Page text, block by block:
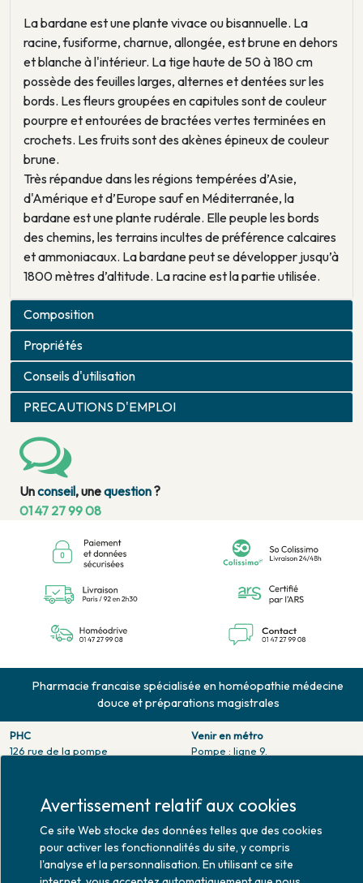
La bardane est une plante vivace ou bisannuelle. La
racine, fusiforme, charnue, allongée, est brune en dehors
et blanche à l'intérieur. La tige haute de 50 à 180 cm
possède des feuilles larges, alternes et dentées sur les
bords. Les fleurs groupées en capitules sont de couleur
pourpre et entourées de bractées vertes terminées en
crochets. Les fruits sont des akènes épineux de couleur
brune.
Très répandue dans les régions tempérées d’Asie,
d'Amérique et d’Europe sauf en Méditerranée, la
bardane est une plante rudérale. Elle peuple les bords
des chemins, les terrains incultes de préférence calcaires
et ammoniacaux. La bardane peut se développer jusqu’à
1800 mètres d’altitude. La racine est la partie utilisée.
Composition
Propriétés
Conseils d'utilisation
PRECAUTIONS D'EMPLOI
Unconseil, unequestion?
01 47 27 99 08
Pharmacie francaise spécialisée en homéopathie médecine
douce et préparations magistrales
PHC
126 rue de la pompe
Fax. 01 47 55 03 61
Horaires d'ouverture
Lundi : 10h30 - 20h00
Mardi au vendredi : 9h00 -
20h00
Venir en métro
Pompe : ligne 9.
Venir en bus
Jean Monet : ligne 52.
Avertissement relatif aux cookies
Ce site Web stocke des données telles que des cookies
pour activer les fonctionnalités du site, y compris
l'analyse et la personnalisation. En utilisant ce site